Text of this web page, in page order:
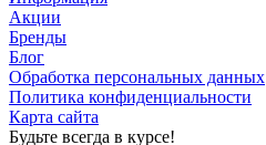
Акции
Бренды
Блог
Обработка персональных данных
Политика конфиденциальности
Карта сайта
Будьте всегда в курсе!